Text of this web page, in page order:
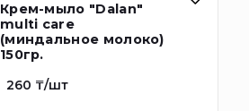
Крем-мыло "Dalan"
multi care
(миндальное молоко)
150гр.
260 ₸/шт